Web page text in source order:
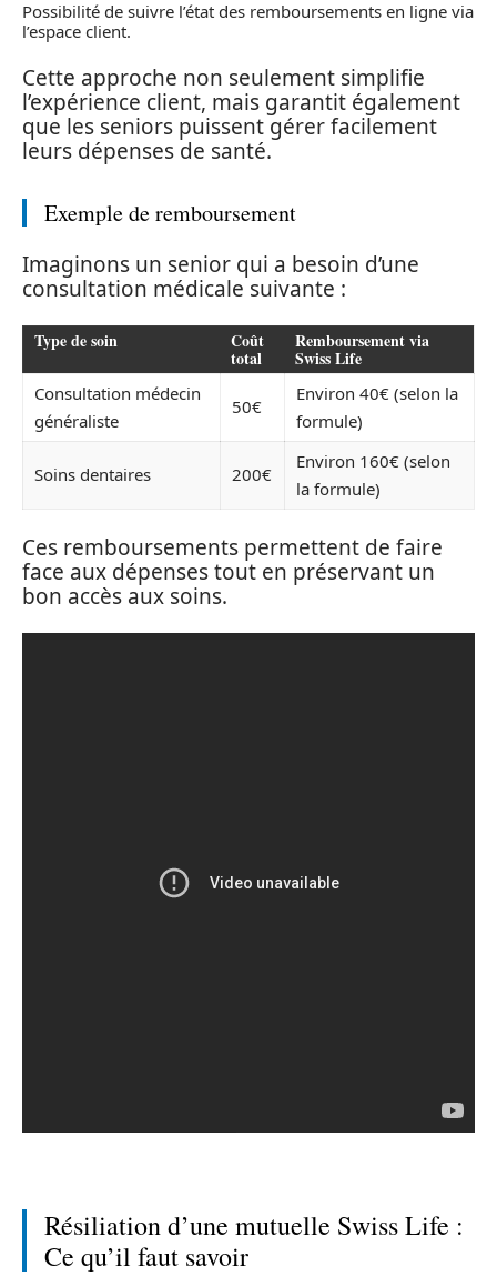
Possibilité de suivre l’état des remboursements en ligne via
l’espace client.
Cette approche non seulement simplifie
l’expérience client, mais garantit également
que les seniors puissent gérer facilement
leurs dépenses de santé.
Exemple de remboursement
Imaginons un senior qui a besoin d’une
consultation médicale suivante :
Type de soin Coût
total
Remboursement via
Swiss Life
Consultation médecin
généraliste
50€
Environ 40€ (selon la
formule)
Soins dentaires 200€
Environ 160€ (selon
la formule)
Ces remboursements permettent de faire
face aux dépenses tout en préservant un
bon accès aux soins.
Résiliation d’une mutuelle Swiss Life :
Ce qu’il faut savoir